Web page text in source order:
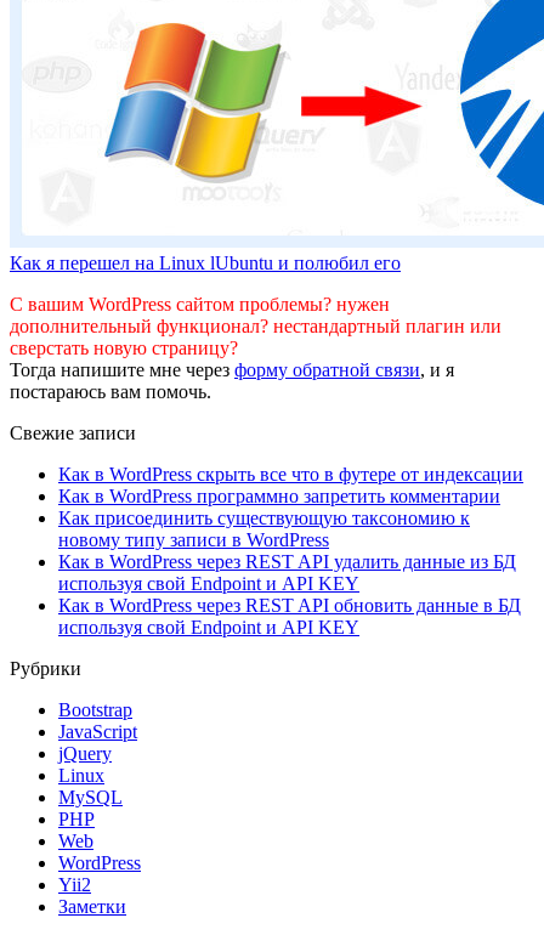
Как я перешел на Linux lUbuntu и полюбил его
С вашим WordPress сайтом проблемы? нужен
дополнительный функционал? нестандартный плагин или
сверстать новую страницу?
Тогда напишите мне через форму обратной связи, и я
постараюсь вам помочь.
Свежие записи
Как в WordPress скрыть все что в футере от индексации
Как в WordPress программно запретить комментарии
Как присоединить существующую таксономию к
новому типу записи в WordPress
Как в WordPress через REST API удалить данные из БД
используя свой Endpoint и API KEY
Как в WordPress через REST API обновить данные в БД
используя свой Endpoint и API KEY
Рубрики
Bootstrap
JavaScript
jQuery
Linux
MySQL
PHP
Web
WordPress
Yii2
Заметки